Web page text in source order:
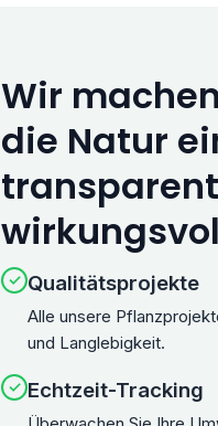
Wir
die Natur
✓ Qualitätsprojekte
Alle unsere
und Langlebigkeit.
✓ Echtzeit-Tracking